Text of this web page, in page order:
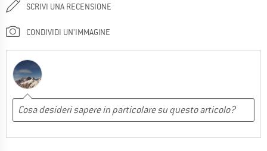
SCRIVI UNA RECENSIONE
CONDIVIDI UN'IMMAGINE